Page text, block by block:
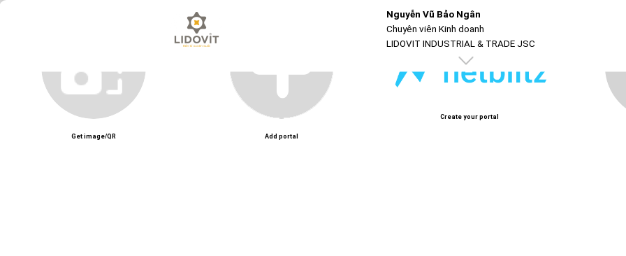
Nguyễn Vũ Bảo Ngân
Chuyên viên Kinh doanh
LIDOVIT INDUSTRIAL & TRADE JSC
Unmute
Get image/QR Add portal
Create your portal